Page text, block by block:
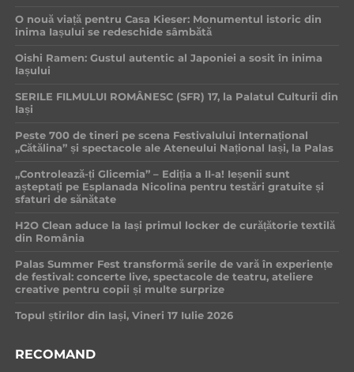
O nouă viață pentru Casa Kieser: Monumentul istoric din
inima Iașului se redeschide sâmbătă
Oishi Ramen: Gustul autentic al Japoniei a sosit în inima
Iașului
SERILE FILMULUI ROMÂNESC (SFR) 17, la Palatul Culturii din
Iași
Peste 700 de tineri pe scena Festivalului Internațional
„Cătălina” și spectacole ale Ateneului Național Iași, la Palas
„Controlează-ți Glicemia” – Ediția a II-a! Ieșenii sunt
așteptați pe Esplanada Nicolina pentru testări gratuite și
sfaturi de sănătate
H2O Clean aduce la Iași primul locker de curățătorie textilă
din România
Palas Summer Fest transformă serile de vară în experiențe
de festival: concerte live, spectacole de teatru, ateliere
creative pentru copii și multe surprize
Topul știrilor din Iași, Vineri 17 Iulie 2026
RECOMAND